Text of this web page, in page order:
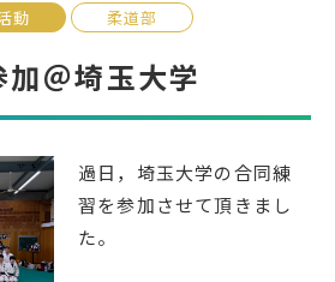
学校パンフレット
校長室より
図書室より
動 柔道部
＠埼玉大学
過日，埼玉大学の合同練
習を参加させて頂きまし
た。